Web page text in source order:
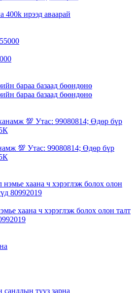
400k ирээд аваарай
бараа базаад бөөндөнө
бараа базаад бөөндөнө
💯 Утас: 99080814; Өдөр бүр
хаана ч хэрэглэж болох олон талт